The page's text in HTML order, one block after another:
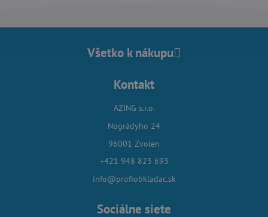
Všetko k nákupu
Kontakt
AZING s.r.o.
Nográdyho 24
96001 Zvolen
+421 948 823 693
info@profiobkladac.sk
Sociálne siete